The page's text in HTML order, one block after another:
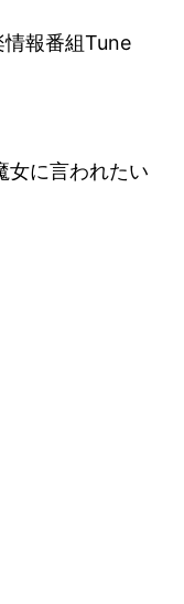
報番組Tune
女に言われたい